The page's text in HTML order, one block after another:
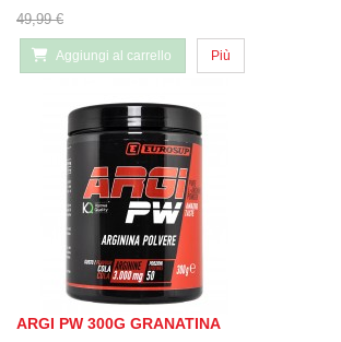
49,99 €
Aggiungi al carrello Più
ARGI PW 300G GRANATINA